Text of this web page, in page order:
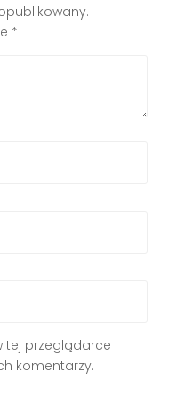
*
tej przeglądarce
komentarzy.